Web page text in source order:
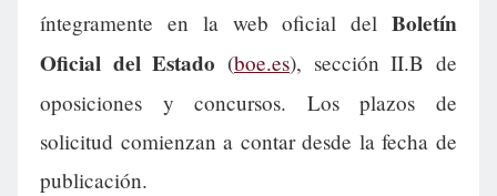
íntegramente en la web oficial del Boletín
Oficial del Estado (boe.es), sección II.B de
oposiciones y concursos. Los plazos de
solicitud comienzan a contar desde la fecha de
publicación.